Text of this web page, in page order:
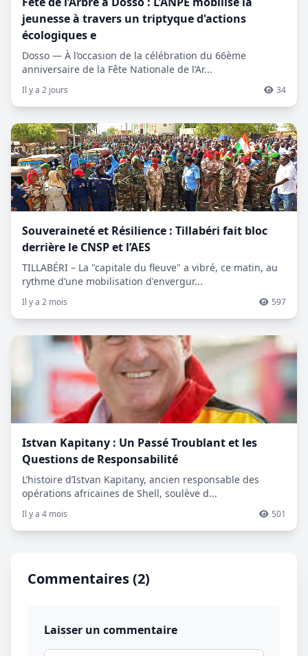
jeunesse à travers un triptyque d'actions
écologiques e
Dosso — À l’occasion de la célébration du 66ème
anniversaire de la Fête Nationale de l’Ar...
Il y a 2 jours 34
Souveraineté et Résilience : Tillabéri fait bloc
derrière le CNSP et l’AES
TILLABÉRI – La "capitale du fleuve" a vibré, ce matin, au
rythme d’une mobilisation d'envergur...
Il y a 2 mois 597
Istvan Kapitany : Un Passé Troublant et les
Questions de Responsabilité
L’histoire d’Istvan Kapitany, ancien responsable des
opérations africaines de Shell, soulève d...
Il y a 4 mois 501
Commentaires (2)
Laisser un commentaire